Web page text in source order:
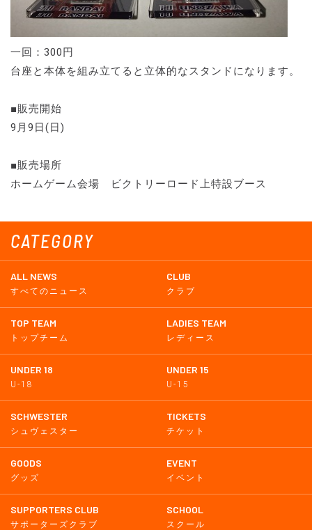
CATEGORY
ALL NEWS
すべてのニュース
CLUB
クラブ
TOP TEAM
トップチーム
LADIES TEAM
レディース
UNDER 18
U-18
UNDER 15
U-15
SCHWESTER
シュヴェスター
TICKETS
チケット
GOODS
グッズ
EVENT
イベント
SUPPORTERS CLUB
サポーターズクラブ
SCHOOL
スクール
一回：300円
台座と本体を組み立てると立体的なスタンドになります。
■販売開始
9月9日(日)
■販売場所
ホームゲーム会場 ビクトリーロード上特設ブース